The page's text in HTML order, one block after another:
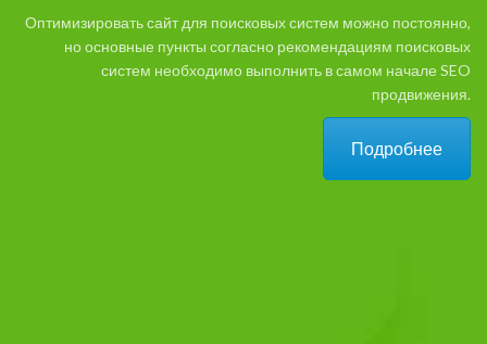
Оптимизировать сайт для поисковых систем можно постоянно,
но основные пункты согласно рекомендациям поисковых
систем необходимо выполнить в самом начале SEO
продвижения.
Подробнее